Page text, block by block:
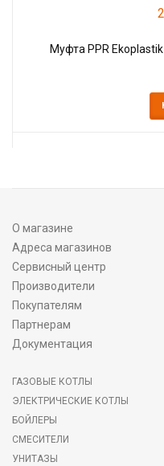
Муфта PPR
О магазине
Адреса магазинов
Сервисный центр
Производители
Покупателям
Партнерам
Документация
ГАЗОВЫЕ КОТЛЫ
ЭЛЕКТРИЧЕСКИЕ КОТЛЫ
БОЙЛЕРЫ
СМЕСИТЕЛИ
УНИТАЗЫ